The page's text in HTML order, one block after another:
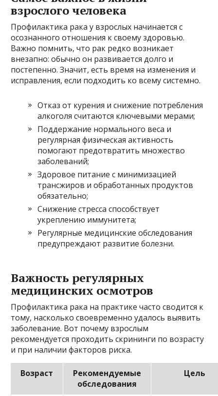
взрослого человека
Профилактика рака у взрослых начинается с
осознанного отношения к своему здоровью.
Важно помнить, что рак редко возникает
внезапно: обычно он развивается долго и
постепенно. Значит, есть время на изменения и
исправления, если подходить ко всему системно.
Отказ от курения и снижение потребления
алкоголя считаются ключевыми мерами;
Поддержание нормального веса и
регулярная физическая активность
помогают предотвратить множество
заболеваний;
Здоровое питание с минимизацией
трансжиров и обработанных продуктов
обязательно;
Снижение стресса способствует
укреплению иммунитета;
Регулярные медицинские обследования
предупреждают развитие болезни.
Важность регулярных
медицинских осмотров
Профилактика рака на практике часто сводится к
тому, насколько своевременно удалось выявить
заболевание. Вот почему взрослым
рекомендуется проходить скрининги по возрасту
и при наличии факторов риска.
Возраст
Рекомендуемые
обследования
Цель